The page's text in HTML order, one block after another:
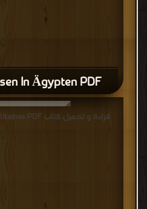
In Ägypten PDF
قراءة و تحميل كتاب Memoires Heliopolitaines PDF مجانا